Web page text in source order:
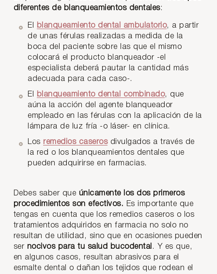
diferentes de blanqueamientos dentales:
El blanqueamiento dental ambulatorio, a partir
de unas férulas realizadas a medida de la
boca del paciente sobre las que el mismo
colocará el producto blanqueador -el
especialista deberá pautar la cantidad más
adecuada para cada caso-.
El blanqueamiento dental combinado, que
aúna la acción del agente blanqueador
empleado en las férulas con la aplicación de la
lámpara de luz fría -o láser- en clínica.
Los remedios caserosdivulgados a través de
la red o los blanqueamientos dentales que
pueden adquirirse en farmacias.
Debes saber que únicamente los dos primeros
procedimientos son efectivos. Es importante que
tengas en cuenta que los remedios caseros o los
tratamientos adquiridos en farmacia no solo no
resultan de utilidad, sino que en ocasiones pueden
ser nocivos para tu salud bucodental . Y es que,
en algunos casos, resultan abrasivos para el
esmalte dental o dañan los tejidos que rodean el